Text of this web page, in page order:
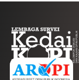
AFILIASI